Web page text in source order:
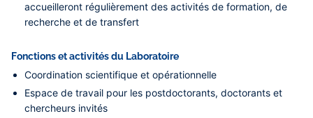
accueilleront régulièrement des activités de formation, de
recherche et de transfert
Fonctions et activités du Laboratoire
Coordination scientifique et opérationnelle
Espace de travail pour les postdoctorants, doctorants et
chercheurs invités